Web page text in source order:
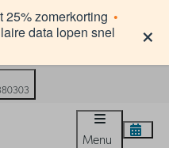
25% zomerkorting •
data lopen snel
×
Menu